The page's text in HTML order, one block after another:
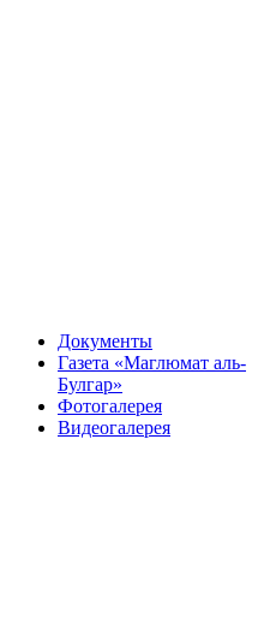
Документы
Газета «Маглюмат аль-
Булгар»
Фотогалерея
Видеогалерея